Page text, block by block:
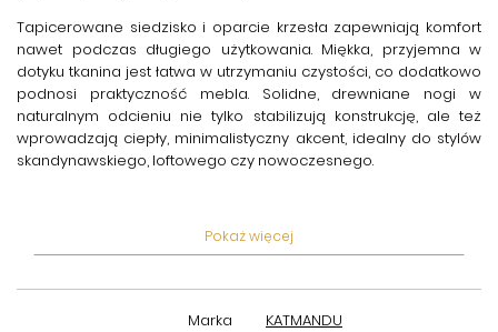
Tapicerowane siedzisko i oparcie krzesła zapewniają komfort
nawet podczas długiego użytkowania. Miękka, przyjemna w
dotyku tkanina jest łatwa w utrzymaniu czystości, co dodatkowo
podnosi praktyczność mebla. Solidne, drewniane nogi w
naturalnym odcieniu nie tylko stabilizują konstrukcję, ale też
wprowadzają ciepły, minimalistyczny akcent, idealny do stylów
skandynawskiego, loftowego czy nowoczesnego.
neutralna kolorystyka umożliwiają łatwe dopasowanie do
doskonale sprawdzi się jako element wyposażenia jadalni,
Pokaż więcej
Marka
KATMANDU